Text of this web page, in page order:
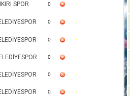
SPOR 0
0
0
0
0
0